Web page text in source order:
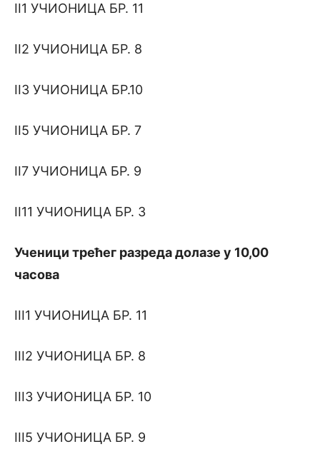
II1 УЧИОНИЦА БР. 11
II2 УЧИОНИЦА БР. 8
II3 УЧИОНИЦА БР.10
II5 УЧИОНИЦА БР. 7
II7 УЧИОНИЦА БР. 9
II11 УЧИОНИЦА БР. 3
Ученици трећег разреда долазе у 10,00
часова
III1 УЧИОНИЦА БР. 11
III2 УЧИОНИЦА БР. 8
III3 УЧИОНИЦА БР. 10
III5 УЧИОНИЦА БР. 9